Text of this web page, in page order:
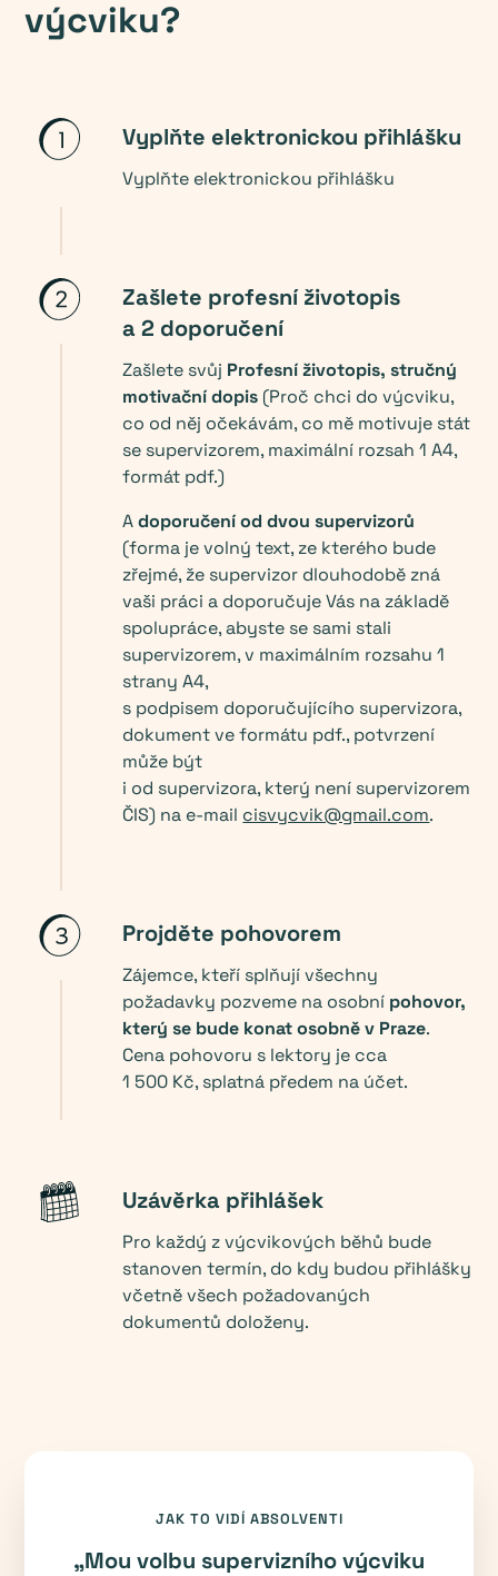
výcviku?
Vyplňte elektronickou přihlášku
Vyplňte elektronickou přihlášku
Zašlete profesní životopis
a 2 doporučení
Zašlete svůj Profesní životopis, stručný
motivační dopis (Proč chci do výcviku,
co od něj očekávám, co mě motivuje stát
se supervizorem, maximální rozsah 1 A4,
formát pdf.)
Adoporučení od dvou supervizorů
(forma je volný text, ze kterého bude
zřejmé, že supervizor dlouhodobě zná
vaši práci a doporučuje Vás na základě
spolupráce, abyste se sami stali
supervizorem, v maximálním rozsahu 1
strany A4,
s podpisem doporučujícího supervizora,
dokument ve formátu pdf., potvrzení
může být
i od supervizora, který není supervizorem
ČIS) na e-mail cisvycvik@gmail.com.
Projděte pohovorem
Zájemce, kteří splňují všechny
požadavky pozveme na osobní pohovor,
který se bude konat osobně v Praze.
Cena pohovoru s lektory je cca
1 500 Kč, splatná předem na účet.
Uzávěrka přihlášek
Pro každý z výcvikových běhů bude
stanoven termín, do kdy budou přihlášky
včetně všech požadovaných
dokumentů doloženy.
JAK TO VIDÍ ABSOLVENTI
„Mou volbu supervizního výcviku